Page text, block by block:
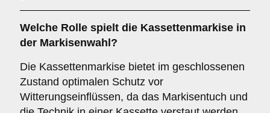
Welche Rolle spielt die Kassettenmarkise in
der Markisenwahl?
Die Kassettenmarkise bietet im geschlossenen
Zustand optimalen Schutz vor
Witterungseinflüssen, da das Markisentuch und